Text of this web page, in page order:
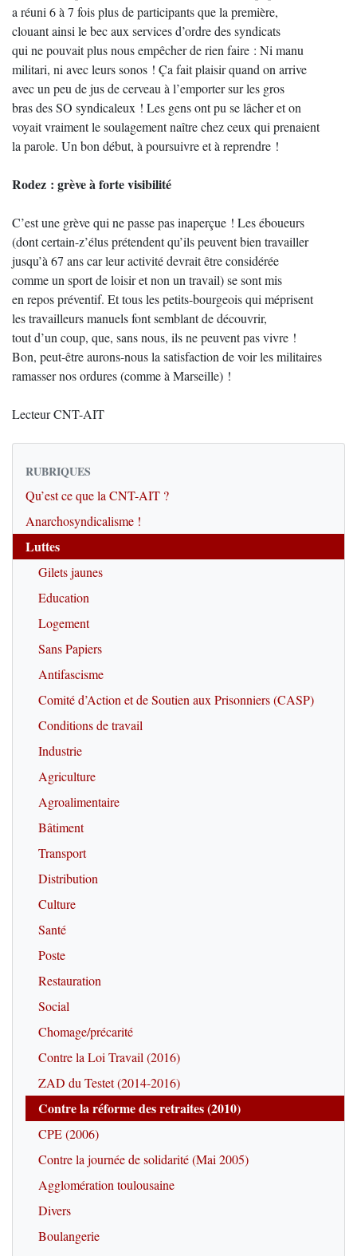
a réuni 6 à 7 fois plus de participants que la première,
clouant ainsi le bec aux services d’ordre des syndicats
qui ne pouvait plus nous empêcher de rien faire : Ni manu
militari, ni avec leurs sonos ! Ça fait plaisir quand on arrive
avec un peu de jus de cerveau à l’emporter sur les gros
bras des SO syndicaleux ! Les gens ont pu se lâcher et on
voyait vraiment le soulagement naître chez ceux qui prenaient
la parole. Un bon début, à poursuivre et à reprendre !
Rodez : grève à forte visibilité
C’est une grève qui ne passe pas inaperçue ! Les éboueurs
(dont certain-z’élus prétendent qu’ils peuvent bien travailler
jusqu’à 67 ans car leur activité devrait être considérée
comme un sport de loisir et non un travail) se sont mis
en repos préventif. Et tous les petits-bourgeois qui méprisent
les travailleurs manuels font semblant de découvrir,
tout d’un coup, que, sans nous, ils ne peuvent pas vivre !
Bon, peut-être aurons-nous la satisfaction de voir les militaires
ramasser nos ordures (comme à Marseille) !
Lecteur CNT-AIT
RUBRIQUES
Qu’est ce que la CNT-AIT ?
Anarchosyndicalisme !
Luttes
Gilets jaunes
Education
Logement
Sans Papiers
Antifascisme
Comité d’Action et de Soutien aux Prisonniers (CASP)
Conditions de travail
Industrie
Agriculture
Agroalimentaire
Bâtiment
Transport
Distribution
Culture
Santé
Poste
Restauration
Social
Chomage/précarité
Contre la Loi Travail (2016)
ZAD du Testet (2014-2016)
Contre la réforme des retraites (2010)
CPE (2006)
Contre la journée de solidarité (Mai 2005)
Agglomération toulousaine
Divers
Boulangerie